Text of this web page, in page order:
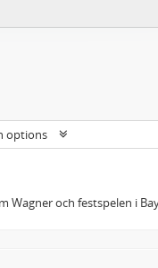
options
och festspelen i